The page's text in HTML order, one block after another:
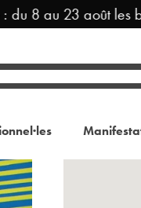
8 au 23 août les